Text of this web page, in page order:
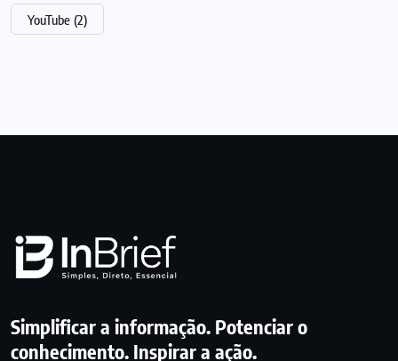
YouTube (2)
Simplificar a informação. Potenciar o
conhecimento. Inspirar a ação.